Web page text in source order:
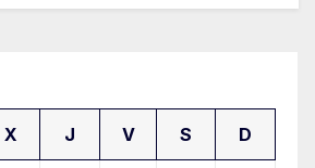
X J V S D